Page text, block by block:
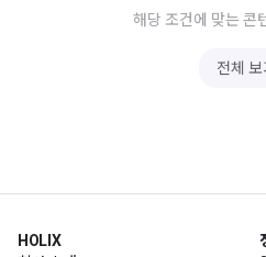
해당 조건에 맞는 콘
전체 보
HOLIX